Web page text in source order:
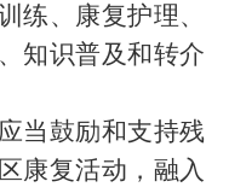
练、康复护理、
知识普及和转介
当鼓励和支持残
康复活动，融入